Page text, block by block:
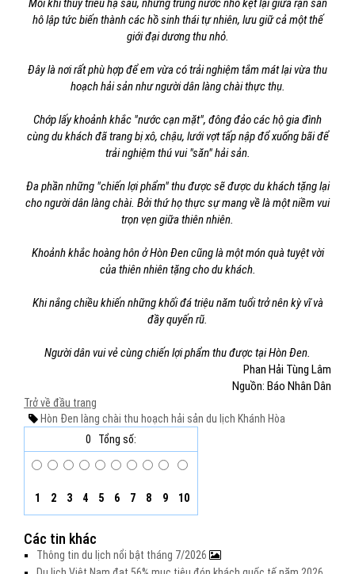
Mỗi khi thủy triều hạ sâu, những trũng nước nhỏ kẹt lại giữa rạn san
hô lập tức biến thành các hồ sinh thái tự nhiên, lưu giữ cả một thế
giới đại dương thu nhỏ.
Đây là nơi rất phù hợp để em vừa có trải nghiệm tắm mát lại vừa thu
hoạch hải sản như người dân làng chài thực thụ.
Chớp lấy khoảnh khắc "nước cạn mặt", đông đảo các hộ gia đình
cùng du khách đã trang bị xô, chậu, lưới vợt tấp nập đổ xuống bãi để
trải nghiệm thú vui "săn" hải sản.
Đa phần những "chiến lợi phẩm" thu được sẽ được du khách tặng lại
cho người dân làng chài. Bởi thứ họ thực sự mang về là một niềm vui
trọn vẹn giữa thiên nhiên.
Khoảnh khắc hoàng hôn ở Hòn Đen cũng là một món quà tuyệt vời
của thiên nhiên tặng cho du khách.
Khi nắng chiều khiến những khối đá triệu năm tuổi trở nên kỳ vĩ và
đầy quyến rũ.
Người dân vui vẻ cùng chiến lợi phẩm thu được tại Hòn Đen.
Phan Hải Tùng Lâm
Nguồn: Báo Nhân Dân
Trở về đầu trang
Hòn Đen làng chài thu hoạch hải sản du lịch Khánh Hòa
0
Tổng số:
1 2 3 4 5 6 7 8 9 10
Các tin khác
Thông tin du lịch nổi bật tháng 7/2026